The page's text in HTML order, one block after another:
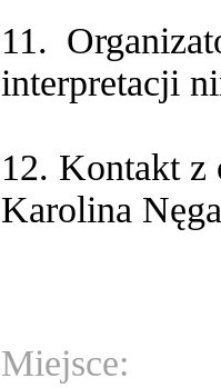
11.
interpretacji
12. Kontakt z
Karolina
Miejsce: